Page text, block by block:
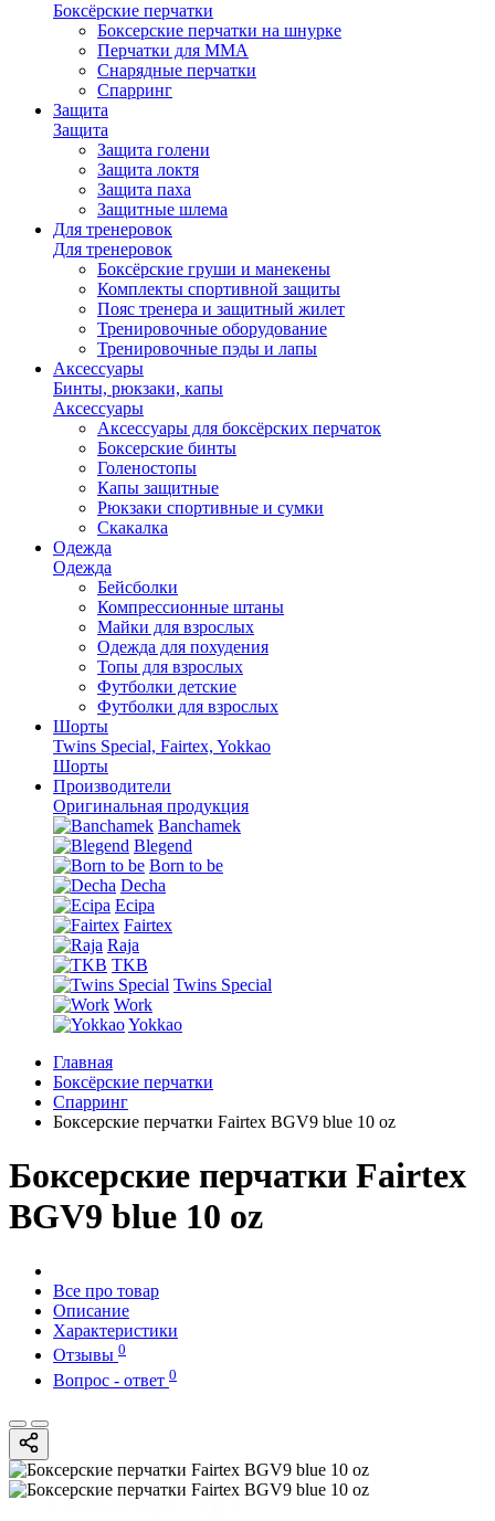
Боксёрские перчатки
Боксерские перчатки на шнурке
Перчатки для ММА
Снарядные перчатки
Спарринг
Защита
Защита
Защита голени
Защита локтя
Защита паха
Защитные шлема
Для тренеровок
Для тренеровок
Боксёрские груши и манекены
Комплекты спортивной защиты
Пояс тренера и защитный жилет
Тренировочные оборудование
Тренировочные пэды и лапы
Аксессуары
Бинты, рюкзаки, капы
Аксессуары
Аксессуары для боксёрских перчаток
Боксерские бинты
Голеностопы
Капы защитные
Рюкзаки спортивные и сумки
Скакалка
Одежда
Одежда
Бейсболки
Компрессионные штаны
Майки для взрослых
Одежда для похудения
Топы для взрослых
Футболки детские
Футболки для взрослых
Шорты
Twins Special, Fairtex, Yokkao
Шорты
Производители
Оригинальная продукция
Banchamek
Blegend
Born to be
Decha
Ecipa
Fairtex
Raja
TKB
Twins Special
Work
Yokkao
Главная
Боксёрские перчатки
Спарринг
Боксерские перчатки Fairtex BGV9 blue 10 oz
Боксерские перчатки Fairtex
BGV9 blue 10 oz
Все про товар
Описание
Характеристики
Отзывы 0
Вопрос - ответ 0